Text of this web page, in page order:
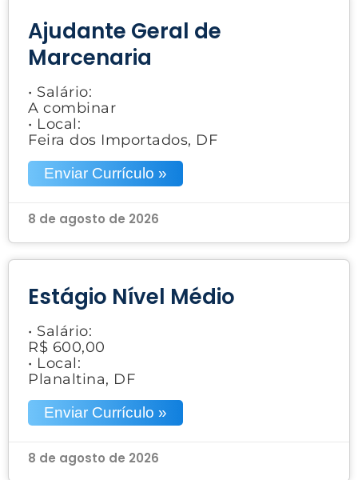
Ajudante Geral de
Marcenaria
• Salário:
A combinar
• Local:
Feira dos Importados, DF
Enviar Currículo »
8 de agosto de 2026
Estágio Nível Médio
• Salário:
R$ 600,00
• Local:
Planaltina, DF
Enviar Currículo »
8 de agosto de 2026